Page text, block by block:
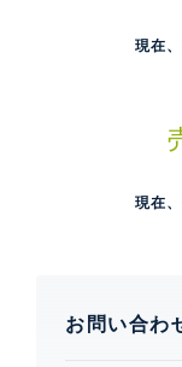
現在
現在
お問い合わ